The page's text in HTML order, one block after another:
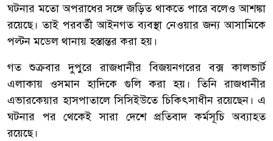
ঘটনার মতো অপরাধের সঙ্গে জড়িত থাকতে পারে বলেও আশঙ্কা
রয়েছে। তাই পরবর্তী আইনগত ব্যবস্থা নেওয়ার জন্য আসামিকে
পল্টন মডেল থানায় হস্তান্তর করা হয়।
গত শুক্রবার দুপুরে রাজধানীর বিজয়নগরের বক্স কালভার্ট
এলাকায় ওসমান হাদিকে গুলি করা হয়। তিনি রাজধানীর
এভারকেয়ার হাসপাতালে সিসিইউতে চিকিৎসাধীন রয়েছেন। এ
ঘটনার পর থেকেই সারা দেশে প্রতিবাদ কর্মসূচি অব্যাহত
রয়েছে।